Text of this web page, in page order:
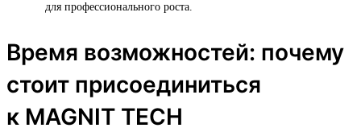
для профессионального роста.
Время возможностей: почему
стоит присоединиться
к MAGNIT TECH